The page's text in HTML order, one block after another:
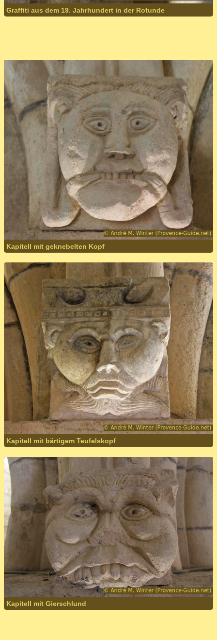
Graffiti aus dem 19. Jahrhundert in der Rotunde
Kapitell mit geknebelten Kopf
Kapitell mit bärtigem Teufelskopf
Kapitell mit Gierschlund